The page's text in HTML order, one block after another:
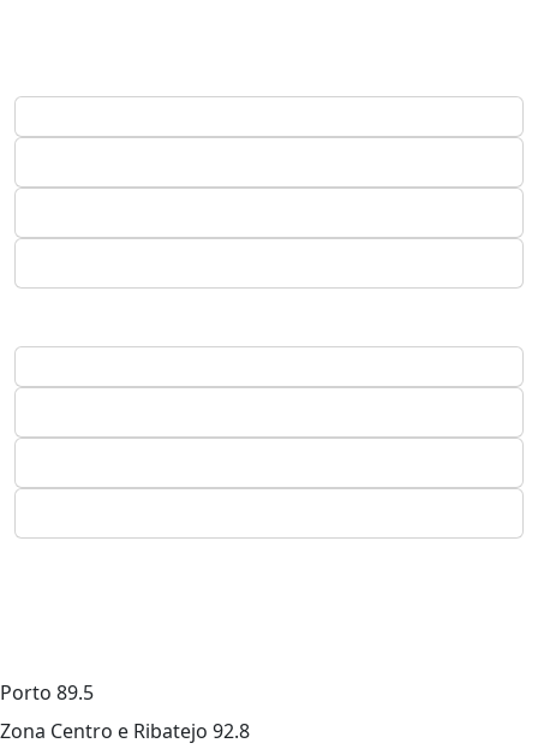
Porto 89.5
Zona Centro e Ribatejo 92.8